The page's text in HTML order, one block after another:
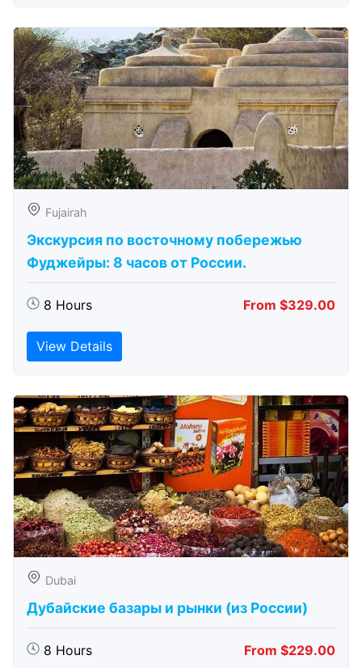
Fujairah
Экскурсия по восточному побережью
Фуджейры: 8 часов от России.
8 Hours From $329.00
View Details
Dubai
Дубайские базары и рынки (из России)
8 Hours From $229.00